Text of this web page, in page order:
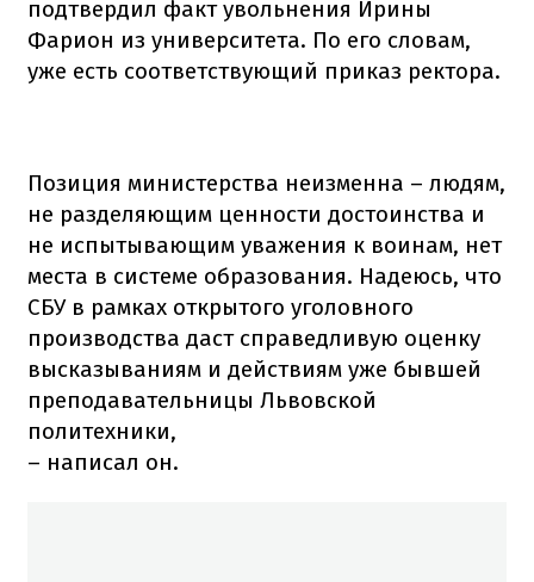
подтвердил факт увольнения Ирины
Фарион из университета. По его словам,
уже есть соответствующий приказ ректора.
Позиция министерства неизменна – людям,
не разделяющим ценности достоинства и
не испытывающим уважения к воинам, нет
места в системе образования. Надеюсь, что
СБУ в рамках открытого уголовного
производства даст справедливую оценку
высказываниям и действиям уже бывшей
преподавательницы Львовской
политехники,
– написал он.